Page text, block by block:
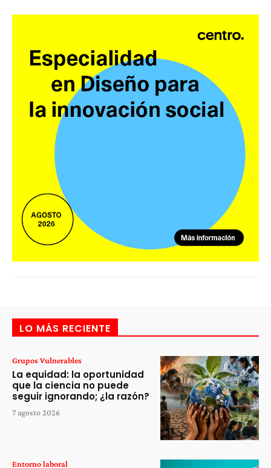
LO MÁS RECIENTE
Grupos Vulnerables
La equidad: la oportunidad
que la ciencia no puede
seguir ignorando; ¿la razón?
7 agosto 2026
Entorno laboral